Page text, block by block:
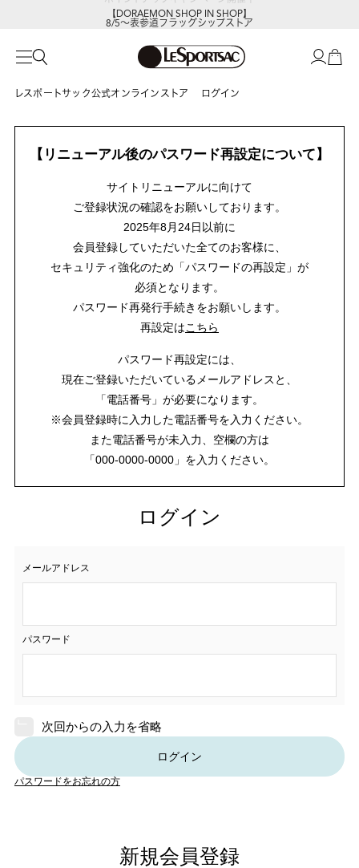
【DORAEMON SHOP IN SHOP】
8/5～表参道フラッグシップストア
レスポートサック公式オンラインストア ログイン
【リニューアル後のパスワード再設定について】
サイトリニューアルに向けて
ご登録状況の確認をお願いしております。
2025年8月24日以前に
会員登録していただいた全てのお客様に、
セキュリティ強化のため「パスワードの再設定」が
必須となります。
パスワード再発行手続きをお願いします。
再設定はこちら
パスワード再設定には、
現在ご登録いただいているメールアドレスと、
「電話番号」が必要になります。
※会員登録時に入力した電話番号を入力ください。
また電話番号が未入力、空欄の方は
「000-0000-0000」を入力ください。
ログイン
メールアドレス
パスワード
次回からの入力を省略
ログイン
パスワードをお忘れの方
新規会員登録